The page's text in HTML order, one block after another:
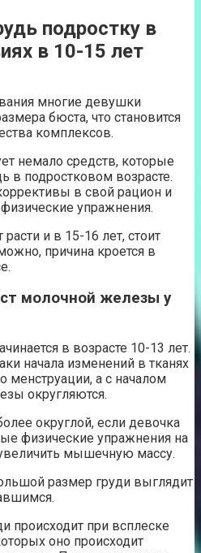
подростку в
в 10-15 лет
многие девушки
бюста, что становится
комплексов.
немало средств, которые
в подростковом возрасте.
в свой рацион и
упражнения.
и в 15-16 лет, стоит
причина кроется в
молочной железы у
в возрасте 10-13 лет.
начала изменений в тканях
менструации, а с началом
округляются.
округлой, если девочка
физические упражнения на
мышечную массу.
размер груди выглядит
происходит при всплеске
оно происходит